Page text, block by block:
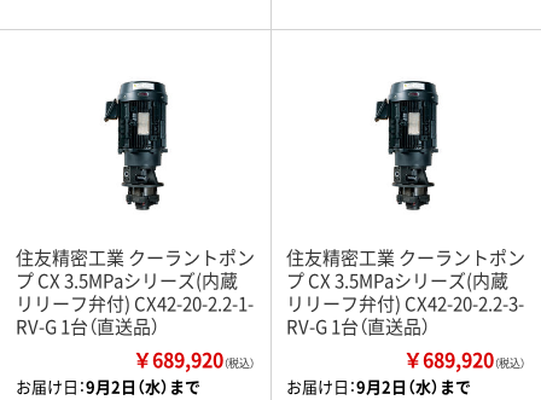
住友精密工業 クーラントポン
プ CX 3.5MPaシリーズ(内蔵
リリーフ弁付) CX42-20-2.2-1-
RV-G 1台（直送品）
￥689,920（税込）
お届け日：9月2日（水）まで
住友精密工業 クーラントポン
プ CX 3.5MPaシリーズ(内蔵
リリーフ弁付) CX42-20-2.2-3-
RV-G 1台（直送品）
￥689,920（税込）
お届け日：9月2日（水）まで